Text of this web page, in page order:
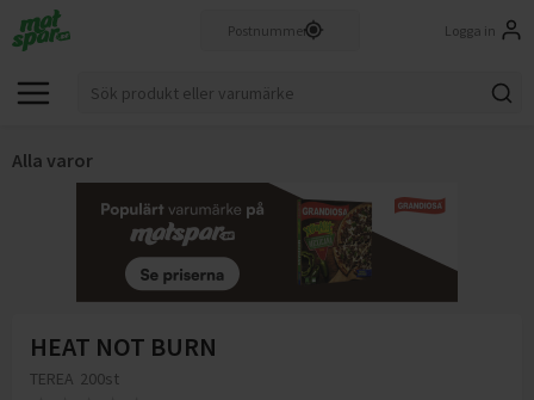
Logga in
Alla varor
HEAT NOT BURN
TEREA 200st